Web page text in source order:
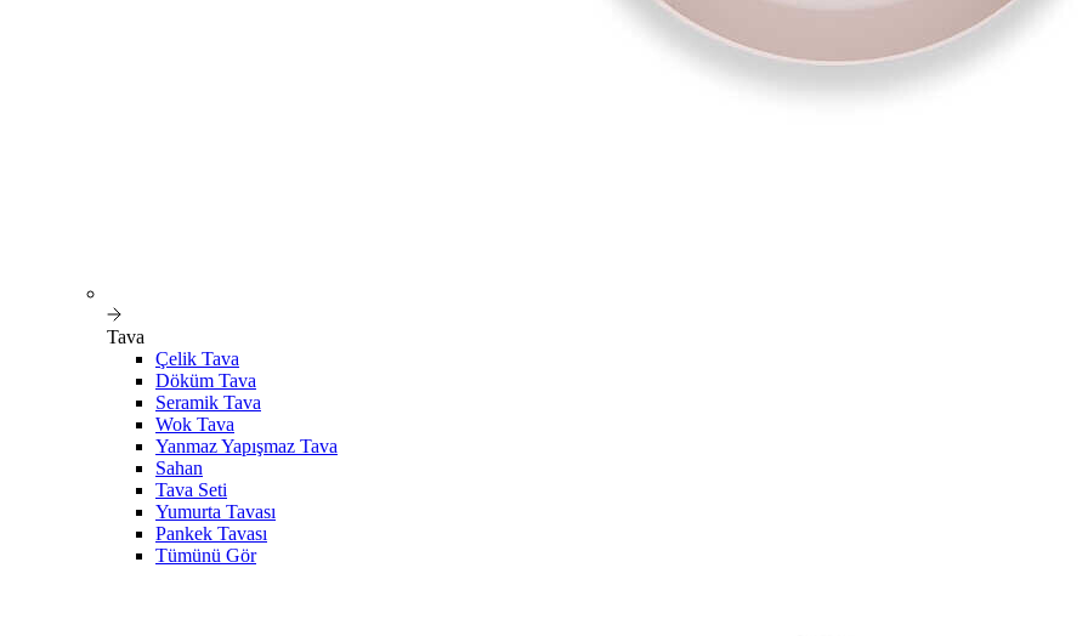
Tava
Çelik Tava
Döküm Tava
Seramik Tava
Wok Tava
Yanmaz Yapışmaz Tava
Sahan
Tava Seti
Yumurta Tavası
Pankek Tavası
Tümünü Gör